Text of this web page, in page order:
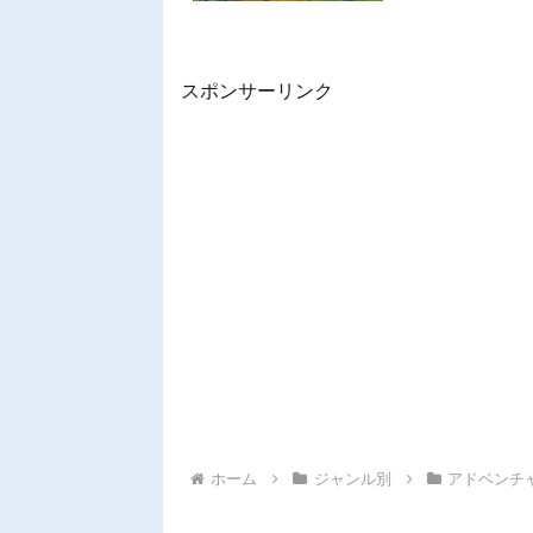
スポンサーリンク
ホーム ジャンル別 アドベンチ